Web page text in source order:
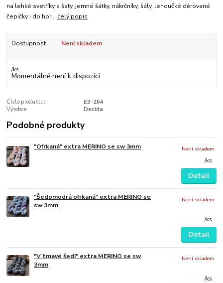
na lehké svetříky a šaty, jemné šátky, nákrčníky, šály, lehoučké děrované
čepičky i do hor... celý popis
Dostupnost Není skladem
/ks
Momentálně není k dispozici
Číslo produktu:
E3-264
Výrobce:
Decida
Podobné produkty
"Ofrkaná" extra MERINO se sw 3mm
/ks
Není skladem
Detail
"Šedomodrá ofrkaná" extra MERINO se
sw 3mm
/ks
Není skladem
Detail
"V tmavé šedi" extra MERINO se sw
3mm
/ks
Není skladem